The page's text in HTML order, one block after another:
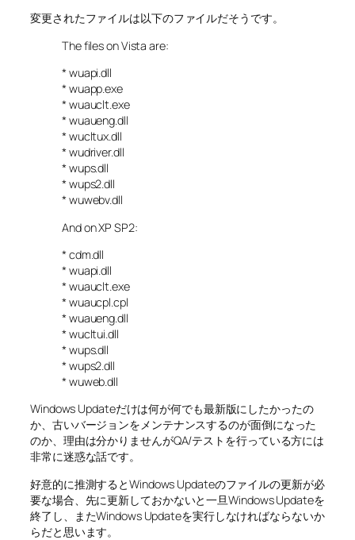
変更されたファイルは以下のファイルだそうです。
The files on Vista are:
* wuapi.dll
* wuapp.exe
* wuauclt.exe
* wuaueng.dll
* wucltux.dll
* wudriver.dll
* wups.dll
* wups2.dll
* wuwebv.dll
And on XP SP2:
* cdm.dll
* wuapi.dll
* wuauclt.exe
* wuaucpl.cpl
* wuaueng.dll
* wucltui.dll
* wups.dll
* wups2.dll
* wuweb.dll
Windows Updateだけは何が何でも最新版にしたかったの
か、古いバージョンをメンテナンスするのが面倒になった
のか、理由は分かりませんがQA/テストを行っている方には
非常に迷惑な話です。
好意的に推測するとWindows Updateのファイルの更新が必
要な場合、先に更新しておかないと一旦Windows Updateを
終了し、またWindows Updateを実行しなければならないか
らだと思います。